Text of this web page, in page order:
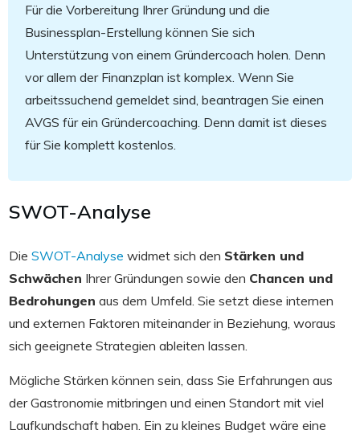
Für die Vorbereitung Ihrer Gründung und die
Businessplan-Erstellung können Sie sich
Unterstützung von einem Gründercoach holen. Denn
vor allem der Finanzplan ist komplex. Wenn Sie
arbeitssuchend gemeldet sind, beantragen Sie einen
AVGS für ein Gründercoaching. Denn damit ist dieses
für Sie komplett kostenlos.
SWOT-Analyse
Die SWOT-Analyse widmet sich den Stärken und
Schwächen Ihrer Gründungen sowie den Chancen und
Bedrohungen aus dem Umfeld. Sie setzt diese internen
und externen Faktoren miteinander in Beziehung, woraus
sich geeignete Strategien ableiten lassen.
Mögliche Stärken können sein, dass Sie Erfahrungen aus
der Gastronomie mitbringen und einen Standort mit viel
Laufkundschaft haben. Ein zu kleines Budget wäre eine